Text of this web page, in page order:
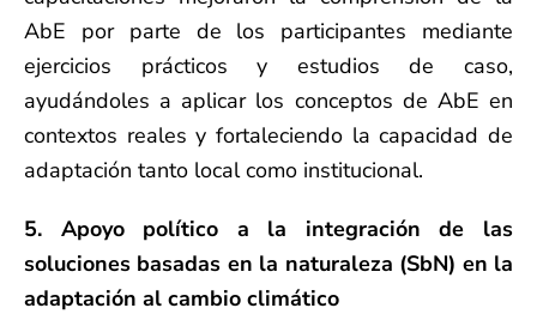
AbE por parte de los participantes mediante
ejercicios prácticos y estudios de caso,
ayudándoles a aplicar los conceptos de AbE en
contextos reales y fortaleciendo la capacidad de
adaptación tanto local como institucional.
5. Apoyo político a la integración de las
soluciones basadas en la naturaleza (SbN) en la
adaptación al cambio climático